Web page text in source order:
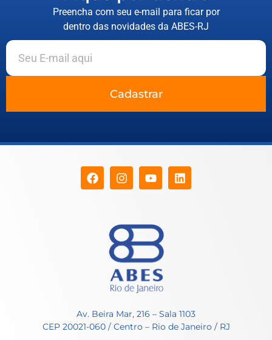
Preencha com seu e-mail para ficar por
dentro das novidades da ABES-RJ
Cadastrar
Av. Beira Mar, 216 – Sala 1103
CEP 20021-060 / Centro – Rio de Janeiro / RJ